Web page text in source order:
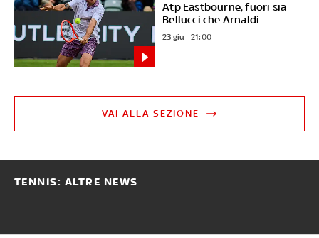
Atp Eastbourne, fuori sia
Bellucci che Arnaldi
23 giu - 21:00
VAI ALLA SEZIONE
TENNIS: ALTRE NEWS